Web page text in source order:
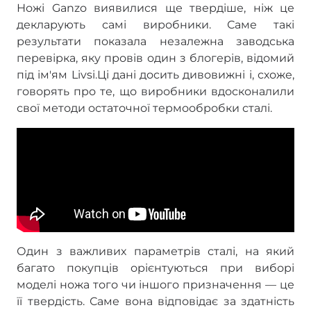
Ножі Ganzo виявилися ще твердіше, ніж це
декларують самі виробники. Саме такі
результати показала незалежна заводська
перевірка, яку провів один з блогерів, відомий
під ім'ям Livsi.Ці дані досить дивовижні і, схоже,
говорять про те, що виробники вдосконалили
свої методи остаточної термообробки сталі.
Один з важливих параметрів сталі, на який
багато покупців орієнтуються при виборі
моделі ножа того чи іншого призначення — це
її твердість. Саме вона відповідає за здатність